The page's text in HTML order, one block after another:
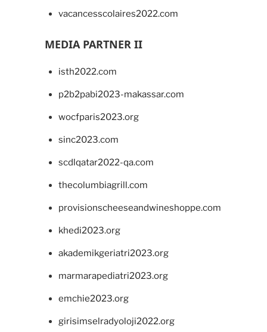
vacancesscolaires2022.com
MEDIA PARTNER II
isth2022.com
p2b2pabi2023-makassar.com
wocfparis2023.org
sinc2023.com
scdlqatar2022-qa.com
thecolumbiagrill.com
provisionscheeseandwineshoppe.com
khedi2023.org
akademikgeriatri2023.org
marmarapediatri2023.org
emchie2023.org
girisimselradyoloji2022.org